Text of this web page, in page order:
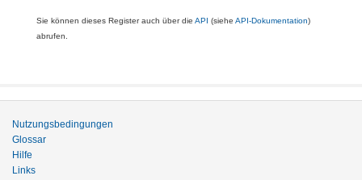
Sie können dieses Register auch über die API (siehe API-Dokumentation)
abrufen.
Nutzungsbedingungen
Glossar
Hilfe
Links